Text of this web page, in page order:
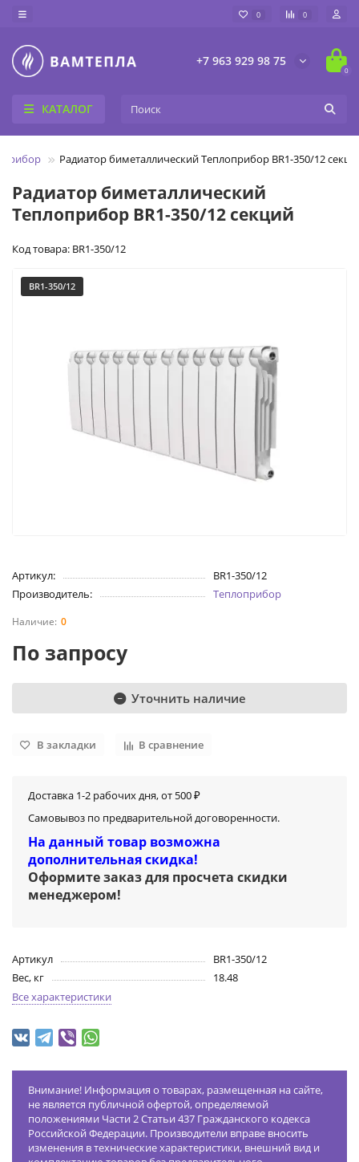
0 0
+7 963 929 98 75
0
КАТАЛОГ
Радиатор биметаллический Теплоприбор BR1-350/12
Радиатор биметаллический
Теплоприбор BR1-350/12 секций
Код товара: BR1-350/12
BR1-350/12
Артикул:
BR1-350/12
Производитель:
Теплоприбор
0
По запросу
Уточнить наличие
В закладки В сравнение
Доставка 1-2 рабочих дня, от 500 ₽
Самовывоз по предварительной договоренности.
На данный товар возможна
дополнительная скидка!
Оформите заказ для просчета скидки
менеджером!
Артикул
BR1-350/12
Вес, кг
18.48
Все характеристики
Внимание! Информация о товарах, размещенная на сайте,
не является публичной офертой, определяемой
положениями Части 2 Статьи 437 Гражданского кодекса
Российской Федерации. Производители вправе вносить
изменения в технические характеристики, внешний вид и